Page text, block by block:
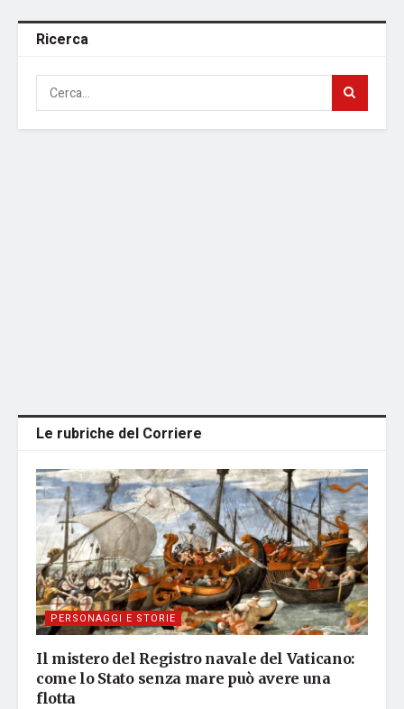
Ricerca
Le rubriche del Corriere
PERSONAGGI E STORIE
Il mistero del Registro navale del Vaticano:
come lo Stato senza mare può avere una
flotta